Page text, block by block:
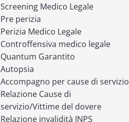
Screening Medico Legale
Pre perizia
Perizia Medico Legale
Controffensiva medico legale
Quantum Garantito
Autopsia
Accompagno per cause di servizio
Relazione Cause di
servizio/Vittime del dovere
Relazione invalidità INPS